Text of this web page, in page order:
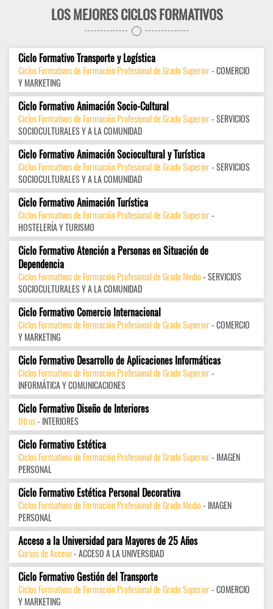
LOS MEJORES CICLOS FORMATIVOS
Ciclo Formativo Transporte y Logística
Ciclos Formativos de Formación Profesional de Grado Superior- COMERCIO
Y MARKETING
Ciclo Formativo Animación Socio-Cultural
Ciclos Formativos de Formación Profesional de Grado Superior- SERVICIOS
SOCIOCULTURALES Y A LA COMUNIDAD
Ciclo Formativo Animación Sociocultural y Turística
Ciclos Formativos de Formación Profesional de Grado Superior- SERVICIOS
SOCIOCULTURALES Y A LA COMUNIDAD
Ciclo Formativo Animación Turística
Ciclos Formativos de Formación Profesional de Grado Superior-
HOSTELERÍA Y TURISMO
Ciclo Formativo Atención a Personas en Situación de
Dependencia
Ciclos Formativos de Formación Profesional de Grado Medio- SERVICIOS
SOCIOCULTURALES Y A LA COMUNIDAD
Ciclo Formativo Comercio Internacional
Ciclos Formativos de Formación Profesional de Grado Superior- COMERCIO
Y MARKETING
Ciclo Formativo Desarrollo de Aplicaciones Informáticas
Ciclos Formativos de Formación Profesional de Grado Superior-
INFORMÁTICA Y COMUNICACIONES
Ciclo Formativo Diseño de Interiores
Otros- INTERIORES
Ciclo Formativo Estética
Ciclos Formativos de Formación Profesional de Grado Superior- IMAGEN
PERSONAL
Ciclo Formativo Estética Personal Decorativa
Ciclos Formativos de Formación Profesional de Grado Medio- IMAGEN
PERSONAL
Acceso a la Universidad para Mayores de 25 Años
Cursos de Acceso- ACCESO A LA UNIVERSIDAD
Ciclo Formativo Gestión del Transporte
Ciclos Formativos de Formación Profesional de Grado Superior- COMERCIO
Y MARKETING